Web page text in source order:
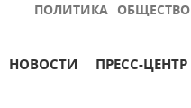
ПОЛИТИКА ОБЩЕСТВО
НОВОСТИ ПРЕСС-ЦЕНТР